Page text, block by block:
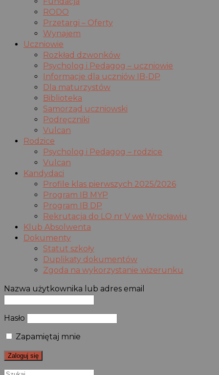
RODO
Przetargi – Oferty
Wynajem
Uczniowie
Rozkład dzwonków
Psycholog i Pedagog – uczniowie
Informacje dla uczniów IB-DP
Dla maturzystów
Biblioteka
Samorząd uczniowski
Podręczniki
Vulcan
Rodzice
Psycholog i Pedagog – rodzice
Vulcan
Kandydaci
Profile klas pierwszych 2025/2026
Program IB MYP
Program IB DP
Rekrutacja do LO nr V we Wrocławiu
Klub Absolwenta
Dokumenty
Statut szkoły
Duplikaty dokumentów
Zgoda na wykorzystanie wizerunku
Nazwa użytkownika lub adres email
Hasło
Zapamiętaj mnie